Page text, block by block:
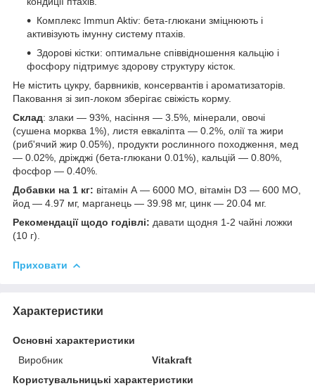
Комплекс Immun Aktiv: бета-глюкани зміцнюють і
активізують імунну систему птахів.
Здорові кістки: оптимальне співвідношення кальцію і
фосфору підтримує здорову структуру кісток.
Не містить цукру, барвників, консервантів і ароматизаторів.
Паковання зі зип-локом зберігає свіжість корму.
Склад: злаки — 93%, насіння — 3.5%, мінерали, овочі
(сушена морква 1%), листя евкаліпта — 0.2%, олії та жири
(риб'ячий жир 0.05%), продукти рослинного походження, мед
— 0.02%, дріжджі (бета-глюкани 0.01%), кальцій — 0.80%,
фосфор — 0.40%.
Добавки на 1 кг: вітамін А — 6000 МО, вітамін D3 — 600 МО,
йод — 4.97 мг, марганець — 39.98 мг, цинк — 20.04 мг.
Рекомендації щодо годівлі: давати щодня 1-2 чайні ложки
(10 г).
Приховати
Характеристики
Основні характеристики
Виробник
Vitakraft
Користувальницькі характеристики